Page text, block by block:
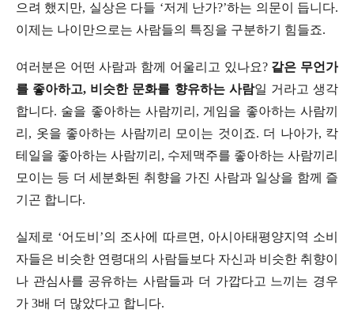
으려 했지만, 실상은 다들 ‘저게 난가?’하는 의문이 듭니다.
이제는 나이만으로는 사람들의 특징을 구분하기 힘들죠.
여러분은 어떤 사람과 함께 어울리고 있나요? 같은 무언가
를 좋아하고, 비슷한 문화를 향유하는 사람일 거라고 생각
합니다. 술을 좋아하는 사람끼리, 게임을 좋아하는 사람끼
리, 옷을 좋아하는 사람끼리 모이는 것이죠. 더 나아가, 칵
테일을 좋아하는 사람끼리, 수제맥주를 좋아하는 사람끼리
모이는 등 더 세분화된 취향을 가진 사람과 일상을 함께 즐
기곤 합니다.
실제로 ‘어도비’의 조사에 따르면, 아시아태평양지역 소비
자들은 비슷한 연령대의 사람들보다 자신과 비슷한 취향이
나 관심사를 공유하는 사람들과 더 가깝다고 느끼는 경우
가 3배 더 많았다고 합니다.